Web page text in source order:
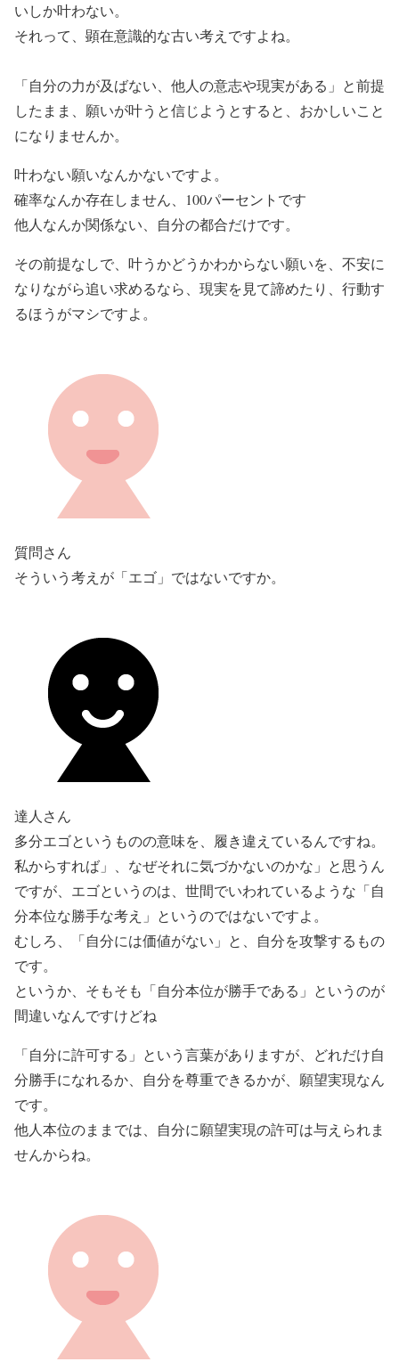
いしか叶わない。
それって、顕在意識的な古い考えですよね。
「自分の力が及ばない、他人の意志や現実がある」と前提
したまま、願いが叶うと信じようとすると、おかしいこと
になりませんか。
叶わない願いなんかないですよ。
確率なんか存在しません、100パーセントです
他人なんか関係ない、自分の都合だけです。
その前提なしで、叶うかどうかわからない願いを、不安に
なりながら追い求めるなら、現実を見て諦めたり、行動す
るほうがマシですよ。
質問さん
そういう考えが「エゴ」ではないですか。
達人さん
多分エゴというものの意味を、履き違えているんですね。
私からすれば」、なぜそれに気づかないのかな」と思うん
ですが、エゴというのは、世間でいわれているような「自
分本位な勝手な考え」というのではないですよ。
むしろ、「自分には価値がない」と、自分を攻撃するもの
です。
というか、そもそも「自分本位が勝手である」というのが
間違いなんですけどね
「自分に許可する」という言葉がありますが、どれだけ自
分勝手になれるか、自分を尊重できるかが、願望実現なん
です。
他人本位のままでは、自分に願望実現の許可は与えられま
せんからね。